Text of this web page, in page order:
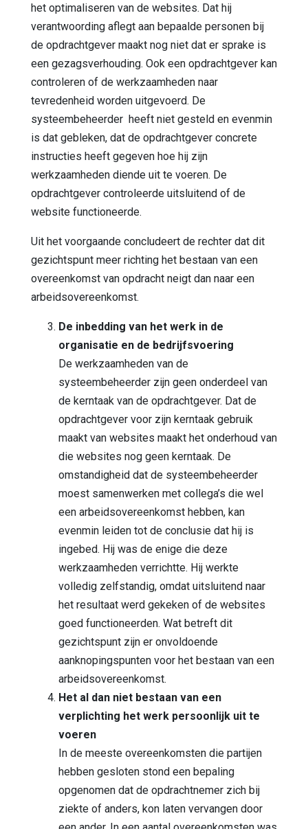
het optimaliseren van de websites. Dat hij
verantwoording aflegt aan bepaalde personen bij
de opdrachtgever maakt nog niet dat er sprake is
een gezagsverhouding. Ook een opdrachtgever kan
controleren of de werkzaamheden naar
tevredenheid worden uitgevoerd. De
systeembeheerder heeft niet gesteld en evenmin
is dat gebleken, dat de opdrachtgever concrete
instructies heeft gegeven hoe hij zijn
werkzaamheden diende uit te voeren. De
opdrachtgever controleerde uitsluitend of de
website functioneerde.
Uit het voorgaande concludeert de rechter dat dit
gezichtspunt meer richting het bestaan van een
overeenkomst van opdracht neigt dan naar een
arbeidsovereenkomst.
De inbedding van het werk in de
organisatie en de bedrijfsvoering
De werkzaamheden van de
systeembeheerder zijn geen onderdeel van
de kerntaak van de opdrachtgever. Dat de
opdrachtgever voor zijn kerntaak gebruik
maakt van websites maakt het onderhoud van
die websites nog geen kerntaak. De
omstandigheid dat de systeembeheerder
moest samenwerken met collega’s die wel
een arbeidsovereenkomst hebben, kan
evenmin leiden tot de conclusie dat hij is
ingebed. Hij was de enige die deze
werkzaamheden verrichtte. Hij werkte
volledig zelfstandig, omdat uitsluitend naar
het resultaat werd gekeken of de websites
goed functioneerden. Wat betreft dit
gezichtspunt zijn er onvoldoende
aanknopingspunten voor het bestaan van een
arbeidsovereenkomst.
Het al dan niet bestaan van een
verplichting het werk persoonlijk uit te
voeren
In de meeste overeenkomsten die partijen
hebben gesloten stond een bepaling
opgenomen dat de opdrachtnemer zich bij
ziekte of anders, kon laten vervangen door